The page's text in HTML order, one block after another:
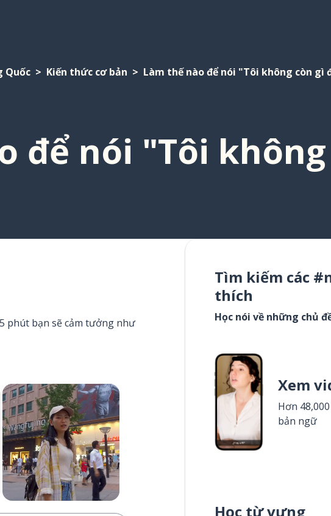
Quốc Kiến thức cơ bản Làm thế nào để nói "Tôi không còn gì
để nói "Tôi
phút bạn sẽ cảm tưởng như
Tìm kiếm các
thích
Học nói về những chủ
Xem
Hơn
bản ngữ
Học từ vựng